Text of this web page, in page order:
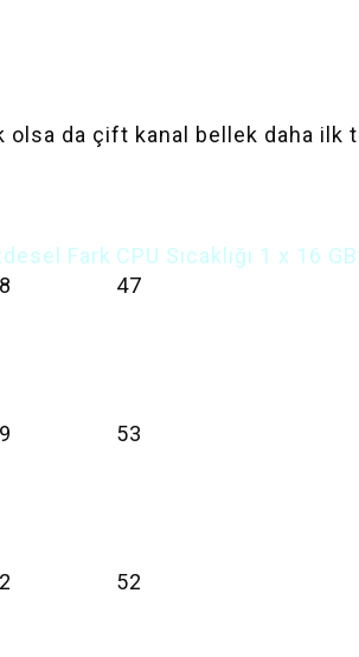
olsa da çift kanal bellek daha
Fark CPU Sıcaklığı 1 x 16 GB
47
53
52